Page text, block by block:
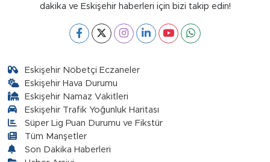
dakika ve Eskişehir haberleri için bizi takip edin!
Eskişehir Nöbetçi Eczaneler
Eskişehir Hava Durumu
Eskişehir Namaz Vakitleri
Eskişehir Trafik Yoğunluk Haritası
Süper Lig Puan Durumu ve Fikstür
Tüm Manşetler
Son Dakika Haberleri